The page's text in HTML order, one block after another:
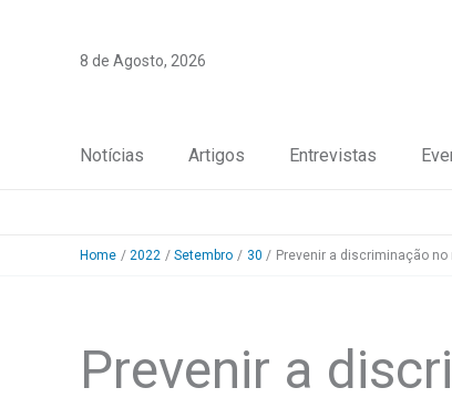
8 de Agosto, 2026
Notícias Artigos Entrevistas
Home 2022 Setembro 30 Prevenir a discriminação
Prevenir a